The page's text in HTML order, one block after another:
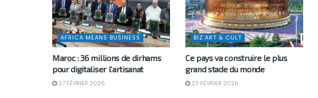
AFRICA MEANS BUSINESS
Maroc : 36 millions de dirhams
pour digitaliser l’artisanat
27 FÉVRIER 2026
BIZ'ART & CULT
Ce pays va construire le plus
grand stade du monde
23 FÉVRIER 2026